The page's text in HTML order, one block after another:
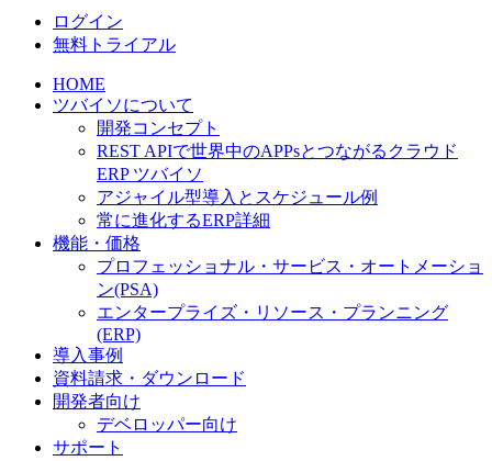
ログイン
無料トライアル
HOME
ツバイソについて
開発コンセプト
REST APIで世界中のAPPsとつながるクラウド
ERP ツバイソ
アジャイル型導入とスケジュール例
常に進化するERP詳細
機能・価格
プロフェッショナル・サービス・オートメーショ
ン(PSA)
エンタープライズ・リソース・プランニング
(ERP)
導入事例
資料請求・ダウンロード
開発者向け
デベロッパー向け
サポート